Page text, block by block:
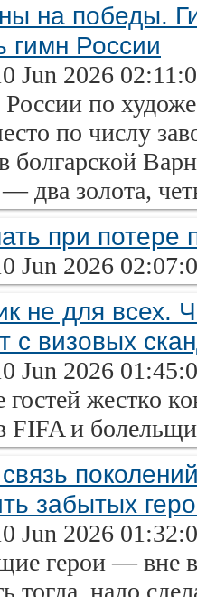
на победы.
гимн России
Jun 2026
по
по числу
болгарской
два золота,
при потере
Jun 2026
не для всех.
с визовых
Jun 2026
жестко
FIFA и
забытых
Jun 2026
герои — вне
тогда, надо